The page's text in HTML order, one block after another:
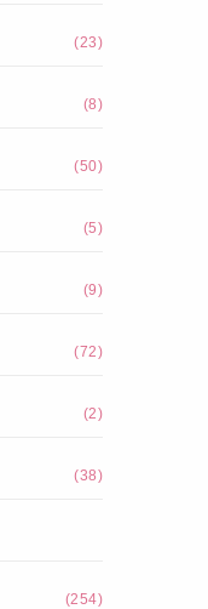
(23)
(8)
(50)
(5)
(9)
(72)
(2)
(38)
(254)